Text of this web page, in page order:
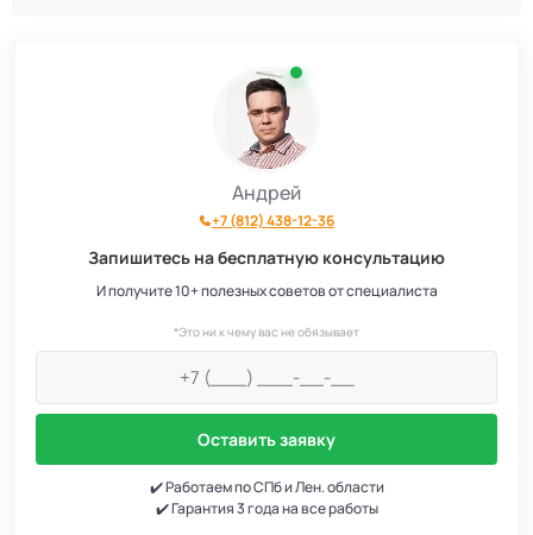
Септики GEO 6
Септики Аэробокс 4
Септики БиоДача 7
3
Андрей
+7 (812) 438-12-36
Запишитесь на бесплатную консультацию
И получите 10+ полезных советов от специалиста
*Это ни к чему вас не обязывает
Оставить заявку
✔️ Работаем по СПб и Лен. области
✔️ Гарантия 3 года на все работы